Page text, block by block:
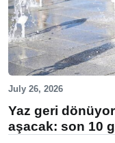
July 26, 2026
Yaz geri
aşacak: son 10